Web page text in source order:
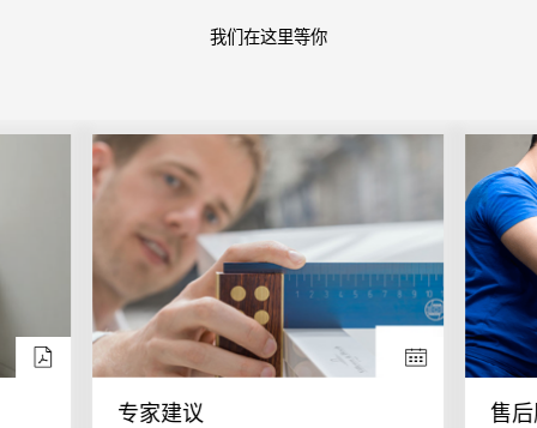
我们在这里等你
专家建议 售